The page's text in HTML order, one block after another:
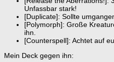
Unfassbar stark!
[Duplicate]: Sollte
[Polymorph]: Große
ihn.
[Counterspell]: Achtet auf
Mein Deck gegen ihn: